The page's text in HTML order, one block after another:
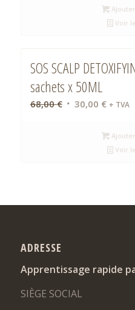
actuel
est :
Voir
SOS SCALP
sachets x 50ML
68,00€ Le 30,00 €Le
actuel
est :
+ TVA
Voir
ADRESSE
Apprentissage rapide
SIÈGE SOCIAL